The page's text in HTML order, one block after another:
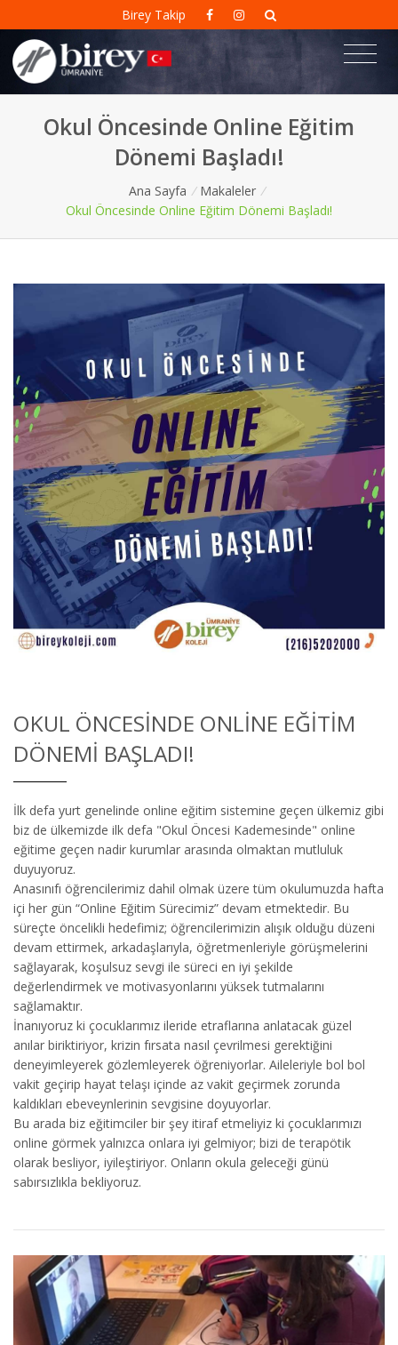
Birey Takip
Okul Öncesinde Online Eğitim
Dönemi Başladı!
Ana Sayfa / Makaleler /
Okul Öncesinde Online Eğitim Dönemi Başladı!
OKUL ÖNCESINDE ONLINE EĞITIM
DÖNEMI BAŞLADI!
İlk defa yurt genelinde online eğitim sistemine geçen ülkemiz gibi
biz de ülkemizde ilk defa "Okul Öncesi Kademesinde" online
eğitime geçen nadir kurumlar arasında olmaktan mutluluk
duyuyoruz.
Anasınıfı öğrencilerimiz dahil olmak üzere tüm okulumuzda hafta
içi her gün “Online Eğitim Sürecimiz” devam etmektedir. Bu
süreçte öncelikli hedefimiz; öğrencilerimizin alışık olduğu düzeni
devam ettirmek, arkadaşlarıyla, öğretmenleriyle görüşmelerini
sağlayarak, koşulsuz sevgi ile süreci en iyi şekilde
değerlendirmek ve motivasyonlarını yüksek tutmalarını
sağlamaktır.
İnanıyoruz ki çocuklarımız ileride etraflarına anlatacak güzel
anılar biriktiriyor, krizin fırsata nasıl çevrilmesi gerektiğini
deneyimleyerek gözlemleyerek öğreniyorlar. Aileleriyle bol bol
vakit geçirip hayat telaşı içinde az vakit geçirmek zorunda
kaldıkları ebeveynlerinin sevgisine doyuyorlar.
Bu arada biz eğitimciler bir şey itiraf etmeliyiz ki çocuklarımızı
online görmek yalnızca onlara iyi gelmiyor; bizi de terapötik
olarak besliyor, iyileştiriyor. Onların okula geleceği günü
sabırsızlıkla bekliyoruz.